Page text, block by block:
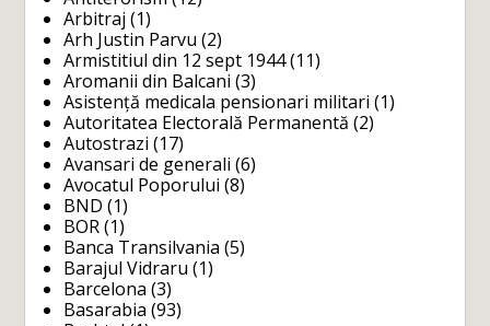
Arbitraj (1)
Arh Justin Parvu (2)
Armistitiul din 12 sept 1944(11)
Aromanii din Balcani (3)
Asistență medicala pensionari militari (1)
Autoritatea Electorală Permanentă (2)
Autostrazi (17)
Avansari de generali (6)
Avocatul Poporului (8)
BND (1)
BOR (1)
Banca Transilvania (5)
Barajul Vidraru (1)
Barcelona (3)
Basarabia (93)